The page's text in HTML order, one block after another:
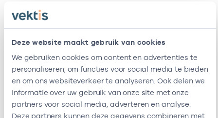
Deze website maakt gebruik van cookies
We gebruiken cookies om content en advertenties te
personaliseren, om functies voor social media te bieden
en om ons websiteverkeer te analyseren. Ook delen we
informatie over uw gebruik van onze site met onze
partners voor social media, adverteren en analyse.
Deze partners kunnen deze gegevens combineren met
Vestigingen
vestigingen
Naam Adres AGB-code